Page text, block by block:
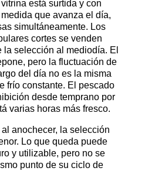
está surtida y con
que avanza el día,
simultáneamente. Los
cortes se venden
la selección al mediodía. El
pero la fluctuación de
del día no es la misma
frío constante. El pescado
desde temprano por
varias horas más fresco.
anochecer, la selección
Lo que queda puede
y utilizable, pero no se
punto de su ciclo de